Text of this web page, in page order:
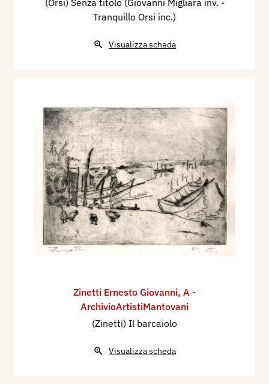
Tranquillo Orsi inc.)
Visualizza scheda
Zinetti Ernesto Giovanni, A -
ArchivioArtistiMantovani
(Zinetti) Il barcaiolo
Visualizza scheda